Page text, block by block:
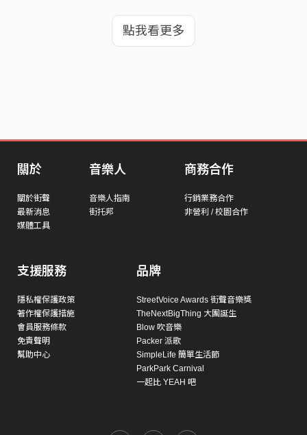
點我看更多
關於
關於街聲
最新消息
媒體工具
音樂人
音樂人指南
街托邦
商務合作
行銷業務合作
非營利 / 校園合作
支援服務
隱私權保護政策
著作權保護措施
會員服務條款
免責聲明
幫助中心
品牌
StreetVoice Awards 街聲音樂獎
TheNextBigThing 大團誕生
Blow 吹音樂
Packer 派歌
SimpleLife 簡單生活節
ParkPark Carnival
一起比 YEAH 吧